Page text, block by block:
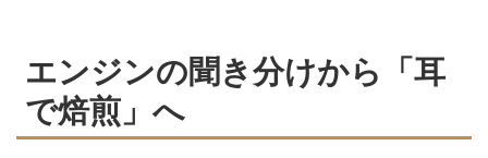
エンジンの聞き分けから「耳
で焙煎」へ